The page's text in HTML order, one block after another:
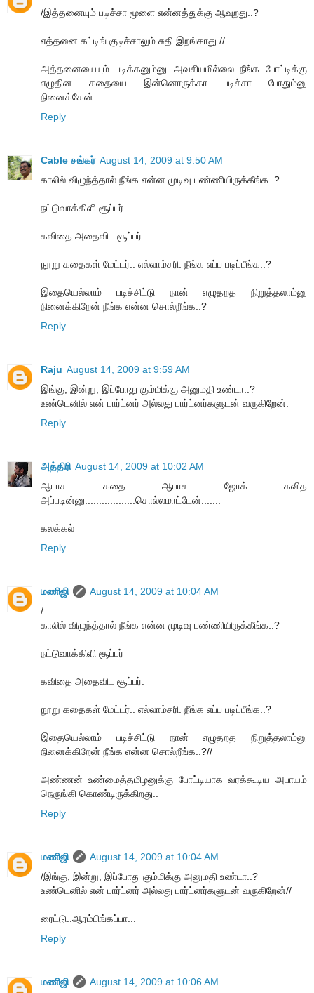
/இத்தனையும் படிச்சா மூளை என்னத்துக்கு ஆவுறது..?
எத்தனை கட்டிங் குடிச்சாலும் சுதி இறங்காது.//
அத்தனையையும் படிக்கனும்னு அவசியமில்லை..நீங்க போட்டிக்கு
எழுதின கதையை இன்னொருக்கா படிச்சா போதும்னு
நினைக்கேன்..
Reply
Cable சங்கர் August 14, 2009 at 9:50 AM
காலில் விழுந்த்தால் நீங்க என்ன முடிவு பண்ணியிருக்கீங்க..?
நட்டுவாக்கிளி சூப்பர்
கவிதை அதைவிட சூப்பர்.
நூறு கதைகள் மேட்டர்.. எல்லாம்சரி. நீங்க எப்ப படிப்பீங்க..?
இதையெல்லாம் படிச்சிட்டு நான் எழுதறத நிறுத்தலாம்னு
நினைக்கிறேன் நீங்க என்ன சொல்றீங்க..?
Reply
Raju August 14, 2009 at 9:59 AM
இங்கு, இன்று, இப்போது கும்மிக்கு அனுமதி உண்டா..?
உண்டெனில் என் பார்ட்னர் அல்லது பார்ட்னர்களுடன் வருகிறேன்.
Reply
அத்திரி August 14, 2009 at 10:02 AM
ஆபாச கதை ஆபாச ஜோக் கவித
அப்படின்னு..................சொல்லமாட்டேன்.......
கலக்கல்
Reply
மணிஜி
August 14, 2009 at 10:04 AM
/
காலில் விழுந்த்தால் நீங்க என்ன முடிவு பண்ணியிருக்கீங்க..?
நட்டுவாக்கிளி சூப்பர்
கவிதை அதைவிட சூப்பர்.
நூறு கதைகள் மேட்டர்.. எல்லாம்சரி. நீங்க எப்ப படிப்பீங்க..?
இதையெல்லாம் படிச்சிட்டு நான் எழுதறத நிறுத்தலாம்னு
நினைக்கிறேன் நீங்க என்ன சொல்றீங்க..?//
அண்ணன் உண்மைத்தமிழனுக்கு போட்டியாக வரக்கூடிய அபாயம்
நெருங்கி கொண்டிருக்கிறது..
Reply
மணிஜி
August 14, 2009 at 10:04 AM
/இங்கு, இன்று, இப்போது கும்மிக்கு அனுமதி உண்டா..?
உண்டெனில் என் பார்ட்னர் அல்லது பார்ட்னர்களுடன் வருகிறேன்//
ரைட்டு..ஆரம்பிங்கப்பா...
Reply
மணிஜி
August 14, 2009 at 10:06 AM